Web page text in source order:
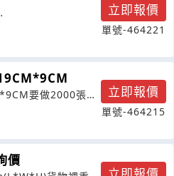
立即報價
單號-464221
要做2000張請
立即報價
單號-464215
價